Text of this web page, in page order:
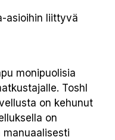
asioihin liittyvä
monipuolisia
Toshl
on kehunut
on